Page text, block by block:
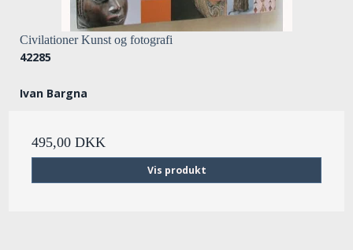
Civilationer Kunst og fotografi
42285
Ivan Bargna
495,00 DKK
Vis produkt